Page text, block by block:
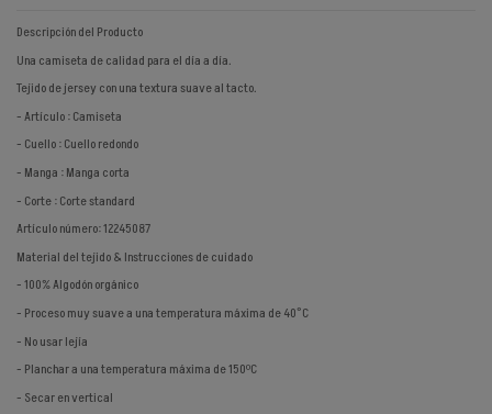
Descripción del Producto
Una camiseta de calidad para el día a día.
Tejido de jersey con una textura suave al tacto.
- Artículo : Camiseta
- Cuello : Cuello redondo
- Manga : Manga corta
- Corte : Corte standard
Artículo número: 12245087
Material del tejido & Instrucciones de cuidado
- 100% Algodón orgánico
- Proceso muy suave a una temperatura máxima de 40°C
- No usar lejía
- Planchar a una temperatura máxima de 150ºC
- Secar en vertical